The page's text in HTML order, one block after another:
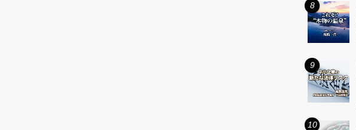
8
9
10